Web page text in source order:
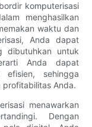
komputerisasi
menghasilkan
waktu dan
Anda dapat
dibutuhkan untuk
Anda dapat
sehingga
Anda.
menawarkan
Dengan